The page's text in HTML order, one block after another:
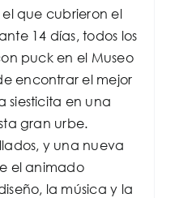
que cubrieron el
14 días, todos los
puck en el Museo
encontrar el mejor
siesticita en una
gran urbe.
y una nueva
el animado
la música y la